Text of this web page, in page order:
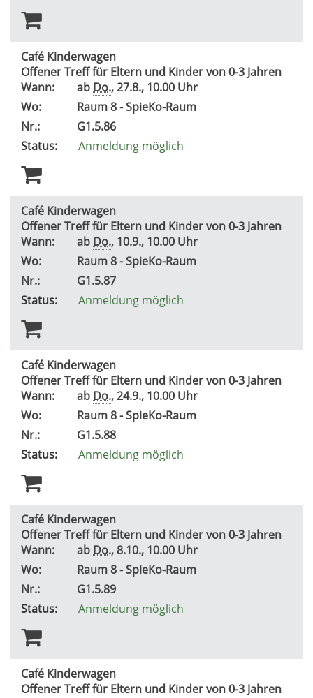
Café Kinderwagen
Offener Treff für Eltern und Kinder von 0-3 Jahren
Wann:
ab Do., 27.8., 10.00 Uhr
Wo:
Raum 8 - SpieKo-Raum
Nr.:
G1.5.86
Status:
Anmeldung möglich
Café Kinderwagen
Offener Treff für Eltern und Kinder von 0-3 Jahren
Wann:
ab Do., 10.9., 10.00 Uhr
Wo:
Raum 8 - SpieKo-Raum
Nr.:
G1.5.87
Status:
Anmeldung möglich
Café Kinderwagen
Offener Treff für Eltern und Kinder von 0-3 Jahren
Wann:
ab Do., 24.9., 10.00 Uhr
Wo:
Raum 8 - SpieKo-Raum
Nr.:
G1.5.88
Status:
Anmeldung möglich
Café Kinderwagen
Offener Treff für Eltern und Kinder von 0-3 Jahren
Wann:
ab Do., 8.10., 10.00 Uhr
Wo:
Raum 8 - SpieKo-Raum
Nr.:
G1.5.89
Status:
Anmeldung möglich
Café Kinderwagen
Offener Treff für Eltern und Kinder von 0-3 Jahren